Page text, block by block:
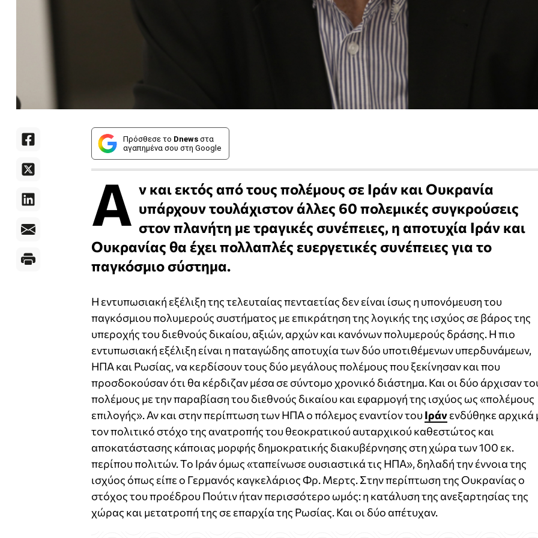
Πρόσθεσε το Dnews στα
αγαπημένα σου στη Google
Α ν και εκτός από τους πολέμους σε Ιράν και Ουκρανία
υπάρχουν τουλάχιστον άλλες 60 πολεμικές συγκρούσεις
στον πλανήτη με τραγικές συνέπειες, η αποτυχία Ιράν και
Ουκρανίας θα έχει πολλαπλές ευεργετικές συνέπειες για το
παγκόσμιο σύστημα.
Η εντυπωσιακή εξέλιξη της τελευταίας πενταετίας δεν είναι ίσως η υπονόμευση του
παγκόσμιου πολυμερούς συστήματος με επικράτηση της λογικής της ισχύος σε βάρος της
υπεροχής του διεθνούς δικαίου, αξιών, αρχών και κανόνων πολυμερούς δράσης. Η πιο
εντυπωσιακή εξέλιξη είναι η παταγώδης αποτυχία των δύο υποτιθέμενων υπερδυνάμεων,
ΗΠΑ και Ρωσίας, να κερδίσουν τους δύο μεγάλους πολέμους που ξεκίνησαν και που
προσδοκούσαν ότι θα κέρδιζαν μέσα σε σύντομο χρονικό διάστημα. Και οι δύο άρχισαν
πολέμους με την παραβίαση του διεθνούς δικαίου και εφαρμογή της ισχύος ως «πολέμους
επιλογής». Αν και στην περίπτωση των ΗΠΑ ο πόλεμος εναντίον τουΙράνενδύθηκε αρχικά
τον πολιτικό στόχο της ανατροπής του θεοκρατικού αυταρχικού καθεστώτος και
αποκατάστασης κάποιας μορφής δημοκρατικής διακυβέρνησης στη χώρα των 100 εκ.
περίπου πολιτών. Το Ιράν όμως «ταπείνωσε ουσιαστικά τις ΗΠΑ», δηλαδή την έννοια της
ισχύος όπως είπε ο Γερμανός καγκελάριος Φρ. Μερτς. Στην περίπτωση της Ουκρανίας ο
στόχος του προέδρου Πούτιν ήταν περισσότερο ωμός: η κατάλυση της ανεξαρτησίας της
χώρας και μετατροπή της σε επαρχία της Ρωσίας. Και οι δύο απέτυχαν.